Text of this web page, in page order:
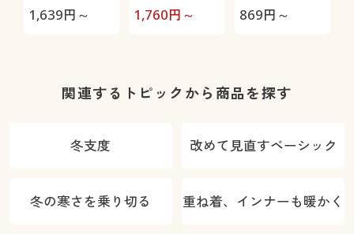
ンナー(衿すっ
1,639円～
たか、タート
1,760円～
(デイリーヒッ
タンダード)
869円～
関連するトピックから商品を探す
冬支度 改めて見直すベーシック
冬の寒さを乗り切る 重ね着、インナーも暖かく